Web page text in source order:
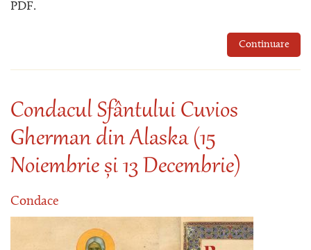
PDF.
Continuare
Condacul Sfântului Cuvios
Gherman din Alaska (15
Noiembrie și 13 Decembrie)
Condace